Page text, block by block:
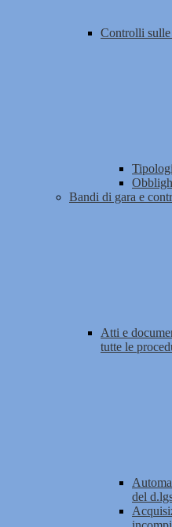
Controlli sulle
Bandi di gara e
Atti e
tutte le
del